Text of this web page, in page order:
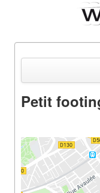
Equipements
Parcours &
Outils &
Petit